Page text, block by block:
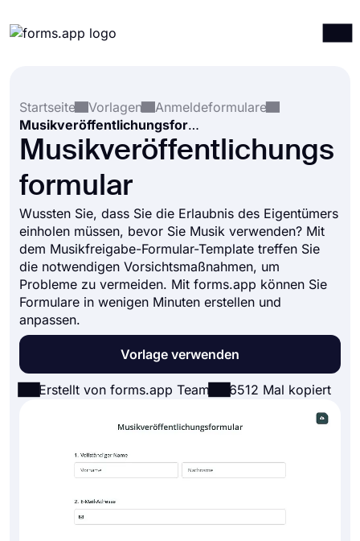
Integrationen
Vorlagen
Ressourcen
Startseite
Vorlagen
Anmeldeformulare
Musikveröffentlichungsformular
Musikveröffentlichungs
formular
Wussten Sie, dass Sie die Erlaubnis des Eigentümers
einholen müssen, bevor Sie Musik verwenden? Mit
dem Musikfreigabe-Formular-Template treffen Sie
die notwendigen Vorsichtsmaßnahmen, um
Probleme zu vermeiden. Mit forms.app können Sie
Formulare in wenigen Minuten erstellen und
anpassen.
Vorlage verwenden
Erstellt von forms.app Team 6512 Mal kopiert